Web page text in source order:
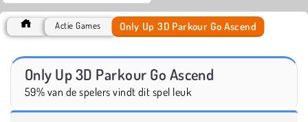
Actie Games Only Up 3D Parkour Go Ascend
Only Up 3D Parkour Go Ascend
59% van de spelers vindt dit spel leuk